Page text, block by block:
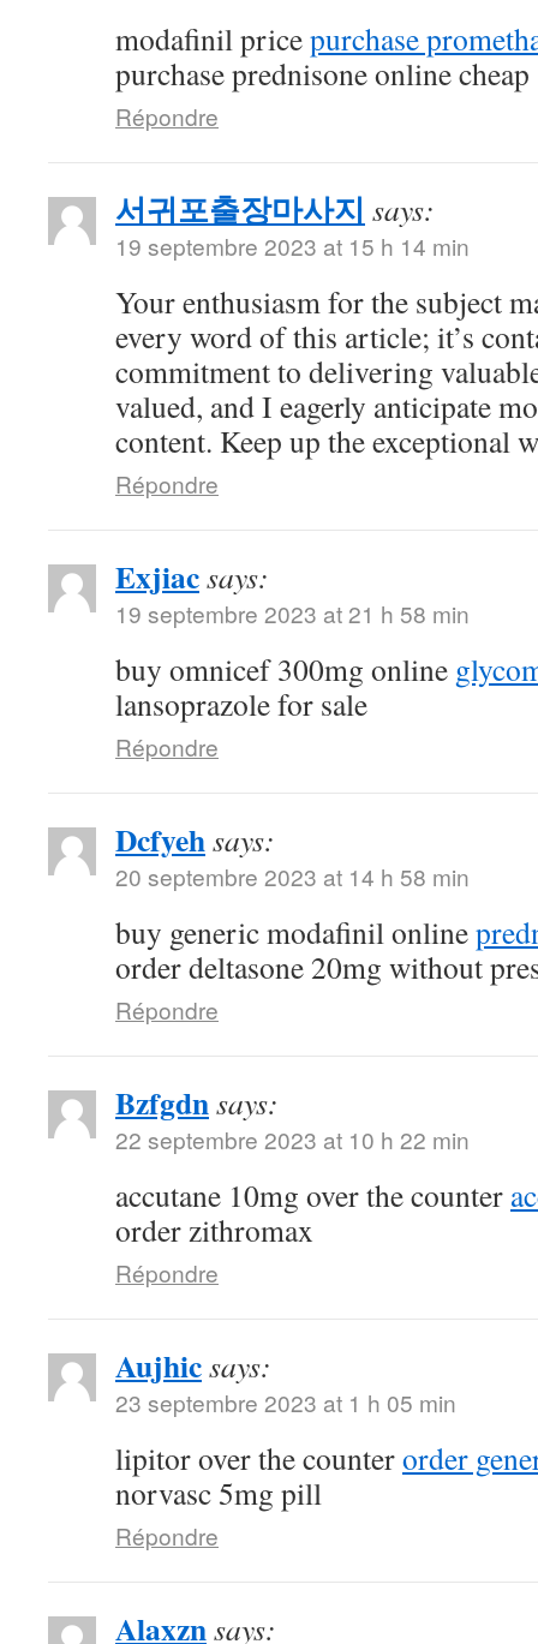
modafinil pricepurchase
purchase prednisone online cheap
Répondre
서귀포출장마사지 says:
19 septembre 2023 at 15 h 14 min
Your enthusiasm for the subject
every word of this article; it’s
commitment to delivering
valued, and I eagerly anticipate
content. Keep up the exceptional
Répondre
Exjiacsays:
19 septembre 2023 at 21 h 58 min
buy omnicef 300mg online
lansoprazole for sale
Répondre
Dcfyehsays:
20 septembre 2023 at 14 h 58 min
buy generic modafinil online
order deltasone 20mg without
Répondre
Bzfgdnsays:
22 septembre 2023 at 10 h 22 min
accutane 10mg over the counter
order zithromax
Répondre
Aujhicsays:
23 septembre 2023 at 1 h 05 min
lipitor over the counterorder
norvasc 5mg pill
Répondre
Alaxznsays: